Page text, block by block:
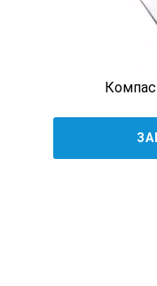
Компас